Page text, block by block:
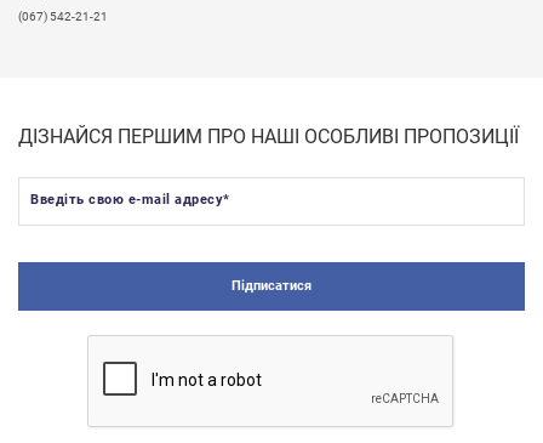
(067) 542-21-21
ДІЗНАЙСЯ ПЕРШИМ ПРО НАШІ ОСОБЛИВІ ПРОПОЗИЦІЇ
Введіть свою e-mail адресу*
Підписатися